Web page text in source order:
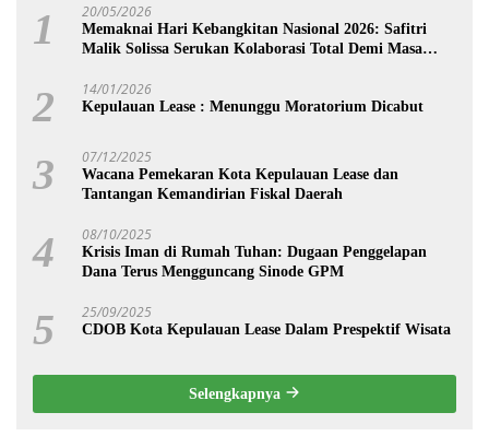
1 20/05/2026
Memaknai Hari Kebangkitan Nasional 2026: Safitri
Malik Solissa Serukan Kolaborasi Total Demi Masa
2 14/01/2026
Kepulauan Lease : Menunggu Moratorium Dicabut
3 07/12/2025
Wacana Pemekaran Kota Kepulauan Lease dan
Tantangan Kemandirian Fiskal Daerah
4 08/10/2025
Krisis Iman di Rumah Tuhan: Dugaan Penggelapan
Dana Terus Mengguncang Sinode GPM
5 25/09/2025
CDOB Kota Kepulauan Lease Dalam Prespektif Wisata
Selengkapnya